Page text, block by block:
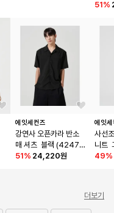
에잇세컨즈
강연사 오픈카라 반소
매 셔츠  블랙 (42476
5AY25)
51% 24,220원
51%
에잇
사선
니트
1L)
49%
더보기